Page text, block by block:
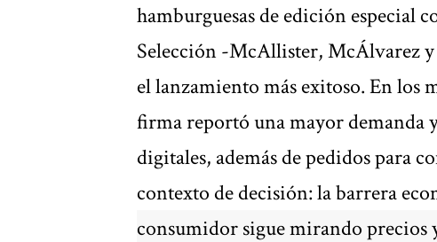
hamburguesas de edición especial
Selección -McAllister, McÁlvarez
el lanzamiento más exitoso. En los
firma reportó una mayor demanda
digitales, además de pedidos para
contexto de decisión: la barrera
consumidor sigue mirando